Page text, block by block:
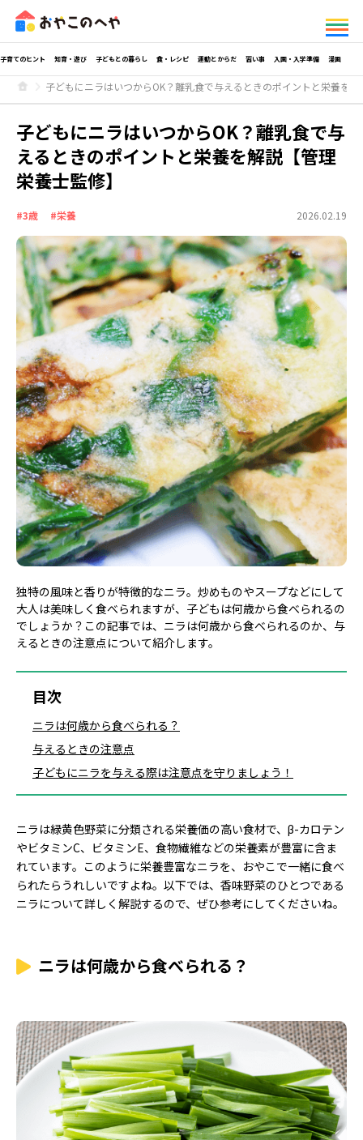
子育てのヒント 知育・遊び 子どもとの暮らし 食・レシピ 運動とからだ 習い事 入園・入学準備 漫画
子どもにニラはいつからOK？離乳食で与えるときのポイントと栄養を
子どもにニラはいつからOK？離乳食で与
えるときのポイントと栄養を解説【管理
栄養士監修】
#3歳 #栄養 2026.02.19
独特の風味と香りが特徴的なニラ。炒めものやスープなどにして
大人は美味しく食べられますが、子どもは何歳から食べられるの
でしょうか？この記事では、ニラは何歳から食べられるのか、与
えるときの注意点について紹介します。
目次
ニラは何歳から食べられる？
与えるときの注意点
子どもにニラを与える際は注意点を守りましょう！
ニラは緑黄色野菜に分類される栄養価の高い食材で、β-カロテン
やビタミンC、ビタミンE、食物繊維などの栄養素が豊富に含ま
れています。このように栄養豊富なニラを、おやこで一緒に食べ
られたらうれしいですよね。以下では、香味野菜のひとつである
ニラについて詳しく解説するので、ぜひ参考にしてくださいね。
ニラは何歳から食べられる？